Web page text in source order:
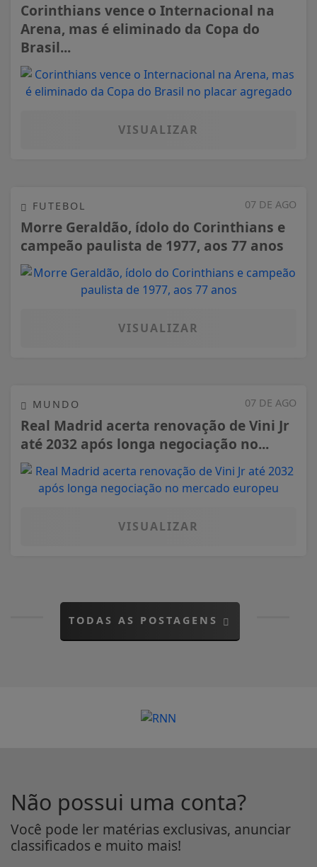
Corinthians vence o Internacional na
Arena, mas é eliminado da Copa do
Brasil...
VISUALIZAR
07 DE AGO
FUTEBOL
Morre Geraldão, ídolo do Corinthians e
campeão paulista de 1977, aos 77 anos
VISUALIZAR
07 DE AGO
MUNDO
Real Madrid acerta renovação de Vini Jr
até 2032 após longa negociação no...
VISUALIZAR
TODAS AS POSTAGENS
Não possui uma conta?
Você pode ler matérias exclusivas, anunciar
classificados e muito mais!